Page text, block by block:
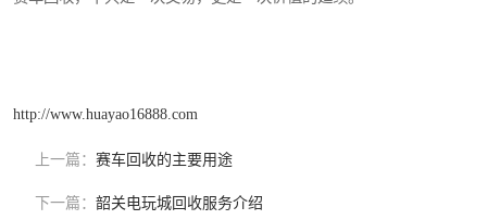
http://www.huayao16888.com
上一篇： 赛车回收的主要用途
下一篇： 韶关电玩城回收服务介绍